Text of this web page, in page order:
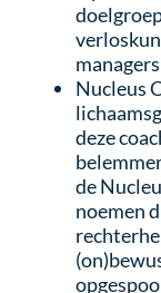
Nucleus
deze
de
noemen